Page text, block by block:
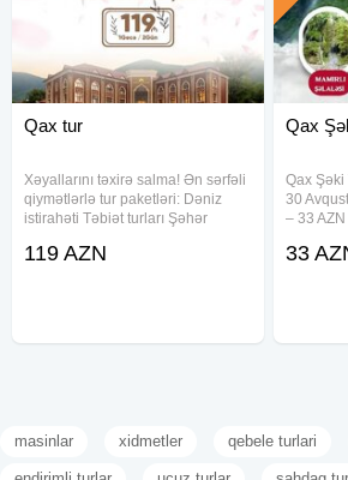
Qax tur
Xəyallarını təxirə salma! Ən sərfəli
qiymətlərlə tur paketləri: Dəniz
istirahəti Təbiət turları Şəhər
119 AZN
Qax
Qax Şəki
30
– 33
daxildir: •
33
masinlar xidmetler qebele turlari